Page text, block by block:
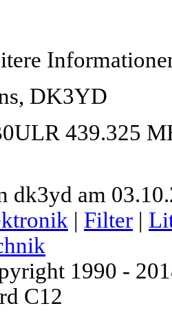
DK3YD
439.325
dk3yd am
| Filter |
1990 -
C12